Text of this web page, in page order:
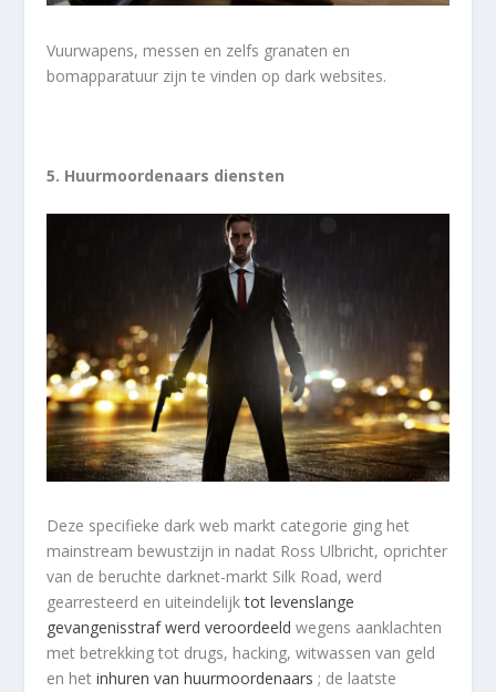
Vuurwapens, messen en zelfs granaten en
bomapparatuur zijn te vinden op dark websites.
5. Huurmoordenaars diensten
Deze specifieke dark web markt categorie ging het
mainstream bewustzijn in nadat Ross Ulbricht, oprichter
van de beruchte darknet-markt Silk Road, werd
gearresteerd en uiteindelijktot levenslange
gevangenisstraf werd veroordeeld wegens aanklachten
met betrekking tot drugs, hacking, witwassen van geld
en hetinhuren van huurmoordenaars ; de laatste